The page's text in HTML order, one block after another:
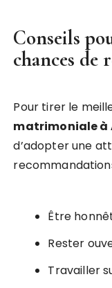
Conseils
chances de
Pour tirer le
matrimoniale à
d’adopter une
Être
Rester
Travailler